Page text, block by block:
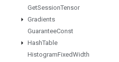
GetSessionTensor
Gradients
GuaranteeConst
HashTable
HistogramFixedWidth